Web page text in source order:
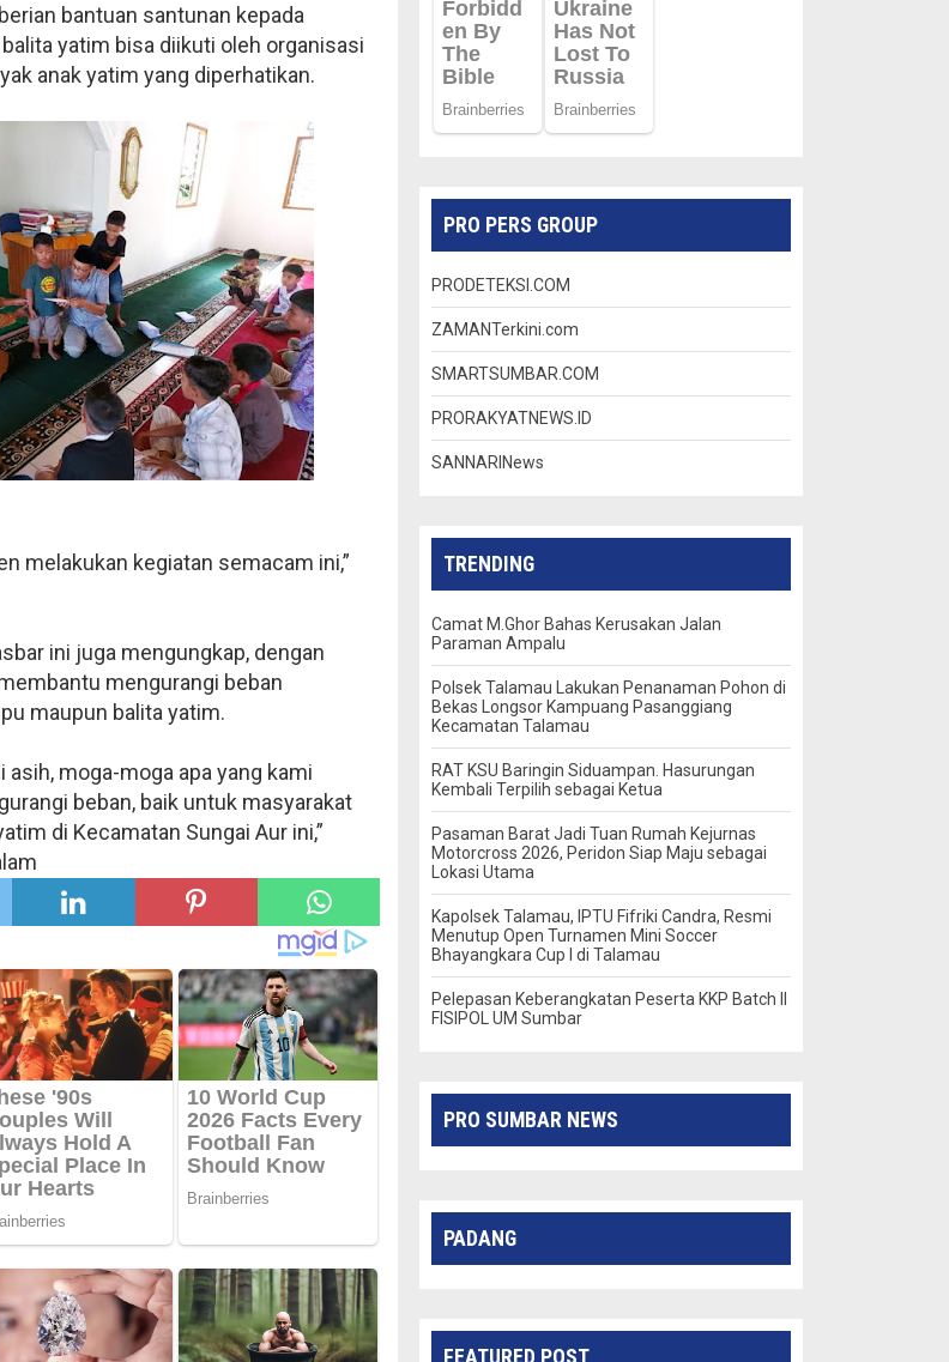
bantuan santunan kepada
yatim bisa diikuti oleh organisasi
anak yatim yang diperhatikan.
melakukan kegiatan semacam ini,”
ini juga mengungkap, dengan
mengurangi beban
maupun balita yatim.
asih, moga-moga apa yang kami
beban, baik untuk masyarakat
di Kecamatan Sungai Aur ini,”
PRO PERS GROUP
PRODETEKSI.COM
ZAMANTerkini.com
SMARTSUMBAR.COM
PRORAKYATNEWS.ID
SANNARINews
TRENDING
Camat M.Ghor Bahas Kerusakan Jalan
Paraman Ampalu
Polsek Talamau Lakukan Penanaman Pohon di
Bekas Longsor Kampuang Pasanggiang
Kecamatan Talamau
RAT KSU Baringin Siduampan. Hasurungan
Kembali Terpilih sebagai Ketua
Pasaman Barat Jadi Tuan Rumah Kejurnas
Motorcross 2026, Peridon Siap Maju sebagai
Lokasi Utama
Kapolsek Talamau, IPTU Fifriki Candra, Resmi
Menutup Open Turnamen Mini Soccer
Bhayangkara Cup I di Talamau
Pelepasan Keberangkatan Peserta KKP Batch II
FISIPOL UM Sumbar
PRO SUMBAR NEWS
PADANG
FEATURED POST